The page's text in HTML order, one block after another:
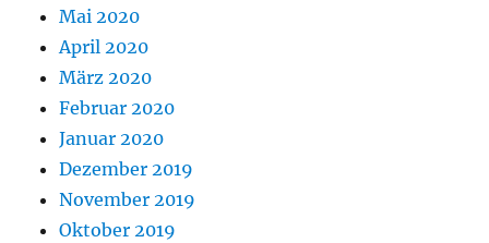
Mai 2020
April 2020
März 2020
Februar 2020
Januar 2020
Dezember 2019
November 2019
Oktober 2019